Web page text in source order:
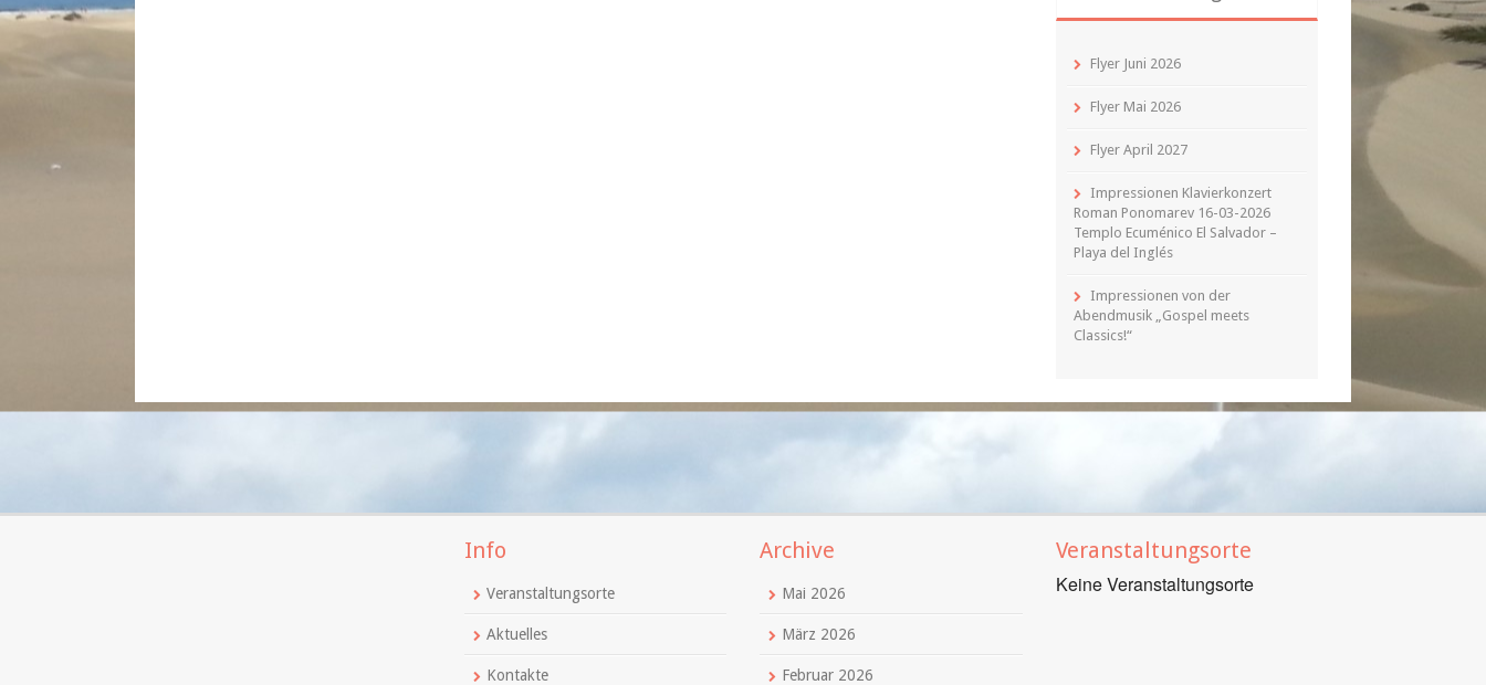
Flyer Juni 2026
Flyer Mai 2026
Flyer April 2027
Impressionen Klavierkonzert
Roman Ponomarev 16-03-2026
Templo Ecuménico El Salvador –
Playa del Inglés
Impressionen von der
Abendmusik „Gospel meets
Classics!“
Info
Veranstaltungsorte
Aktuelles
Kontakte
Archive
Mai 2026
März 2026
Februar 2026
Veranstaltungsorte
Keine Veranstaltungsorte